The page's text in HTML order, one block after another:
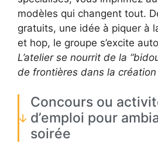
modèles qui changent tout.
gratuits, une idée à piquer à
et hop, le groupe s’excite
L’atelier se nourrit de la
de frontières dans la
Concours ou
d’emploi pour
soirée